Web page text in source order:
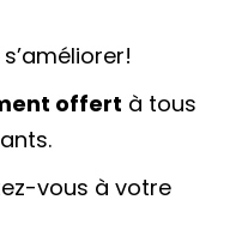
offert à tous
vous à votre